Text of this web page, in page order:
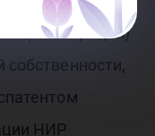
регистрации)
собственности,
НИР